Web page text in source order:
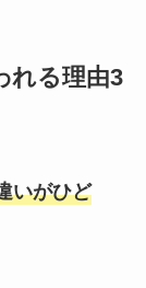
れる理由3
いがひど